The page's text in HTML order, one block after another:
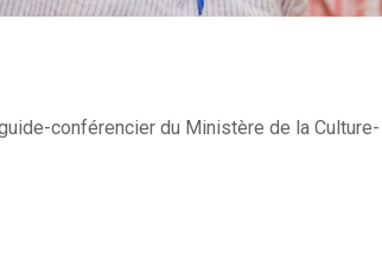
conférencier du Ministère de la